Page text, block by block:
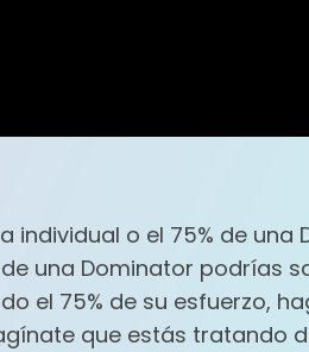
individual o el 75% de
una Dominator podrías
el 75% de su esfuerzo,
que estás